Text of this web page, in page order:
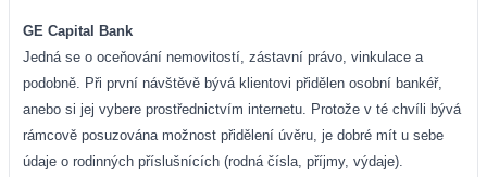
GE Capital Bank
Jedná se o oceňování nemovitostí, zástavní právo, vinkulace a
podobně. Při první návštěvě bývá klientovi přidělen osobní bankéř,
anebo si jej vybere prostřednictvím internetu. Protože v té chvíli bývá
rámcově posuzována možnost přidělení úvěru, je dobré mít u sebe
údaje o rodinných příslušnících (rodná čísla, příjmy, výdaje).